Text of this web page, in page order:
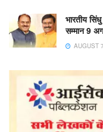
भारतीय
सम्मान 9
AUGUST